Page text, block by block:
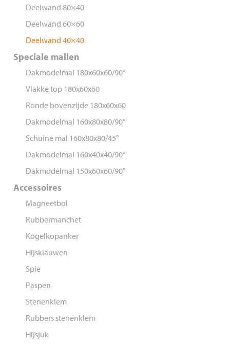
Deelwand 80×40
Deelwand 60×60
Deelwand 40×40
Speciale mallen
Dakmodelmal 180x60x60/90°
Vlakke top 180x60x60
Ronde bovenzijde 180x60x60
Dakmodelmal 160x80x80/90°
Schuine mal 160x80x80/45°
Dakmodelmal 160x40x40/90°
Dakmodelmal 150x60x60/90°
Accessoires
Magneetbol
Rubbermanchet
Kogelkopanker
Hijsklauwen
Spie
Paspen
Stenenklem
Rubbers stenenklem
Hijsjuk